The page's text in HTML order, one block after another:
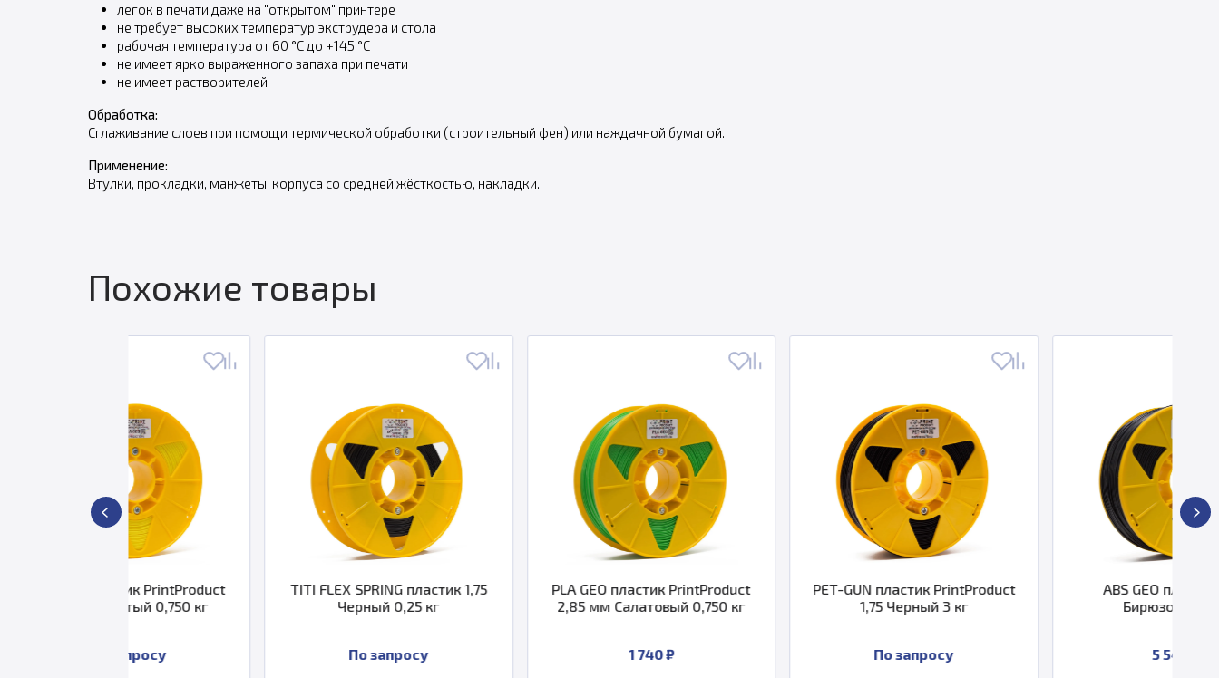
легок в печати даже на "открытом" принтере
не требует высоких температур экструдера и стола
рабочая температура от 60 °С до +145 °С
не имеет ярко выраженного запаха при печати
не имеет растворителей
Обработка:
Сглаживание слоев при помощи термической обработки (строительный фен) или наждачной бумагой.
Применение:
Втулки, прокладки, манжеты, корпуса со средней жёсткостью, накладки.
Похожие товары
TITI FLEX SPRING пластик 1,75
PLA GEO пластик PrintProduct
2,85 мм Салатовый 0,750 кг
PET-GUN пластик PrintProduct
1,75 Черный 3 кг
ABS GEO пластик 2,85